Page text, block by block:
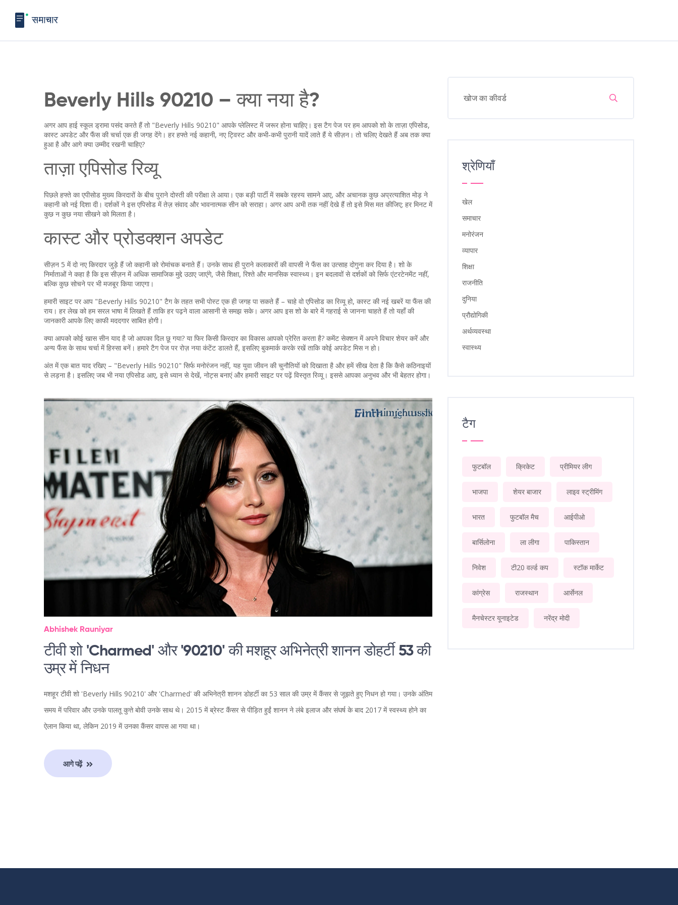
Beverly Hills 90210 – क्या नया है?
अगर आप हाई स्कूल ड्रामा पसंद करते हैं तो "Beverly Hills 90210" आपके प्लेलिस्ट में जरूर होना चाहिए। इस टैग पेज पर हम आपको शो के ताज़ा एपिसोड,
कास्ट अपडेट और फैंस की चर्चा एक ही जगह देंगे। हर हफ्ते नई कहानी, नए ट्विस्ट और कभी‑कभी पुरानी यादें लाते हैं ये सीज़न। तो चलिए देखते हैं अब तक क्या
हुआ है और आगे क्या उम्मीद रखनी चाहिए?
ताज़ा एपिसोड रिव्यू
पिछले हफ्ते का एपीसोड मुख्य किरदारों के बीच पुराने दोस्ती की परीक्षा ले आया। एक बड़ी पार्टी में सबके रहस्य सामने आए, और अचानक कुछ अप्रत्याशित मोड़ ने
कहानी को नई दिशा दी। दर्शकों ने इस एपिसोड में तेज़ संवाद और भावनात्मक सीन को सराहा। अगर आप अभी तक नहीं देखे हैं तो इसे मिस मत कीजिए; हर मिनट में
कुछ न कुछ नया सीखने को मिलता है।
कास्ट और प्रोडक्शन अपडेट
सीज़न 5 में दो नए किरदार जुड़े हैं जो कहानी को रोमांचक बनाते हैं। उनके साथ ही पुराने कलाकारों की वापसी ने फैंस का उत्साह दोगुना कर दिया है। शो के
निर्माताओं ने कहा है कि इस सीज़न में अधिक सामाजिक मुद्दे उठाए जाएंगे, जैसे शिक्षा, रिश्ते और मानसिक स्वास्थ्य। इन बदलावों से दर्शकों को सिर्फ एंटरटेनमेंट नहीं,
बल्कि कुछ सोचने पर भी मजबूर किया जाएगा।
हमारी साइट पर आप "Beverly Hills 90210" टैग के तहत सभी पोस्ट एक ही जगह पा सकते हैं – चाहे वो एपिसोड का रिव्यू हो, कास्ट की नई खबरें या फैंस की
राय। हर लेख को हम सरल भाषा में लिखते हैं ताकि हर पढ़ने वाला आसानी से समझ सके। अगर आप इस शो के बारे में गहराई से जानना चाहते हैं तो यहाँ की
जानकारी आपके लिए काफी मददगार साबित होगी।
क्या आपको कोई खास सीन याद है जो आपका दिल छू गया? या फिर किसी किरदार का विकास आपको प्रेरित करता है? कमेंट सेक्शन में अपने विचार शेयर करें और
अन्य फैंस के साथ चर्चा में हिस्सा बनें। हमारे टैग पेज पर रोज़ नया कंटेंट डालते हैं, इसलिए बुकमार्क करके रखें ताकि कोई अपडेट मिस न हो।
अंत में एक बात याद रखिए – "Beverly Hills 90210" सिर्फ मनोरंजन नहीं, यह युवा जीवन की चुनौतियों को दिखाता है और हमें सीख देता है कि कैसे कठिनाइयों
से लड़ना है। इसलिए जब भी नया एपिसोड आए, इसे ध्यान से देखें, नोट्स बनाएं और हमारी साइट पर पढ़ें विस्तृत रिव्यू। इससे आपका अनुभव और भी बेहतर होगा।
Abhishek Rauniyar
टीवी शो 'Charmed' और '90210' की मशहूर अभिनेत्री शानन डोहर्टी 53 की
उम्र में निधन
मशहूर टीवी शो 'Beverly Hills 90210' और 'Charmed' की अभिनेत्री शानन डोहर्टी का 53 साल की उम्र में कैंसर से जूझते हुए निधन हो गया। उनके अंतिम
समय में परिवार और उनके पालतू कुत्ते बोवी उनके साथ थे। 2015 में ब्रेस्ट कैंसर से पीड़ित हुईं शानन ने लंबे इलाज और संघर्ष के बाद 2017 में स्वस्थ्य होने का
ऐलान किया था, लेकिन 2019 में उनका कैंसर वापस आ गया था।
आगे पढ़ें
श्रेणियाँ
खेल
समाचार
मनोरंजन
व्यापार
शिक्षा
राजनीति
दुनिया
प्रौद्योगिकी
अर्थव्यवस्था
स्वास्थ्य
टैग
फुटबॉल क्रिकेट प्रीमियर लीग
भाजपा शेयर बाजार लाइव स्ट्रीमिंग
भारत फुटबॉल मैच आईपीओ
बार्सिलोना ला लीगा पाकिस्तान
निवेश टी20 वर्ल्ड कप स्टॉक मार्केट
कांग्रेस राजस्थान आर्सेनल
मैनचेस्टर यूनाइटेड नरेंद्र मोदी